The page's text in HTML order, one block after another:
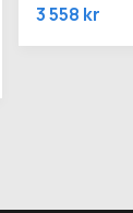
3 558 kr